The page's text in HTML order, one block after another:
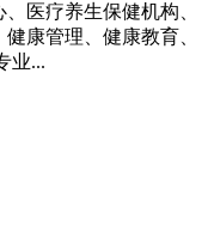
医疗养生保健机构、
康管理、健康教育、
业...